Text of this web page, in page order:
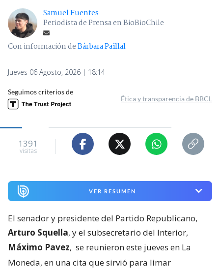
Samuel Fuentes
Periodista de Prensa en BioBioChile
Con información deBárbara Paillal
Jueves 06 Agosto, 2026 | 18:14
Seguimos criterios de
Ética y transparencia de BBCL
1391
visitas
VER RESUMEN
El senador y presidente del Partido Republicano,
Arturo Squella, y el subsecretario del Interior,
Máximo Pavez, se reunieron este jueves en La
Moneda, en una cita que sirvió para limar